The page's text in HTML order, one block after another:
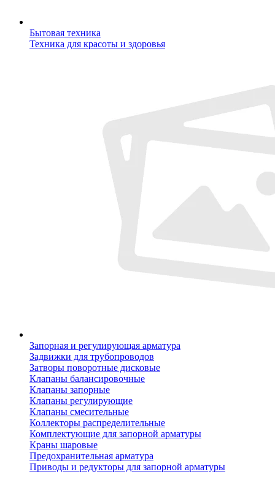
Бытовая техника
Техника для красоты и здоровья
Запорная и регулирующая арматура
Задвижки для трубопроводов
Затворы поворотные дисковые
Клапаны балансировочные
Клапаны запорные
Клапаны регулирующие
Клапаны смесительные
Коллекторы распределительные
Комплектующие для запорной арматуры
Краны шаровые
Предохранительная арматура
Приводы и редукторы для запорной арматуры